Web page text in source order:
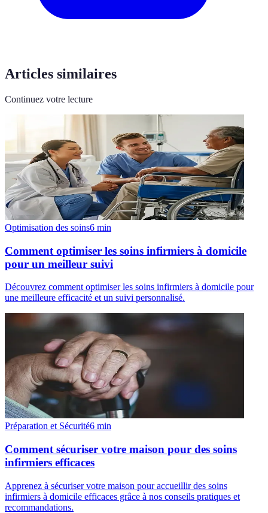
Articles similaires
Continuez votre lecture
Optimisation des soins6 min
Comment optimiser les soins infirmiers à domicile
pour un meilleur suivi
Découvrez comment optimiser les soins infirmiers à domicile pour
une meilleure efficacité et un suivi personnalisé.
Préparation et Sécurité6 min
Comment sécuriser votre maison pour des soins
infirmiers efficaces
Apprenez à sécuriser votre maison pour accueillir des soins
infirmiers à domicile efficaces grâce à nos conseils pratiques et
recommandations.